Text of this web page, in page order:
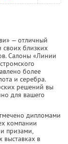
— отличный
своих близких
Салоны «Линии
более
и серебра.
решений вы
для вашего
дипломами
компании
призами,
в